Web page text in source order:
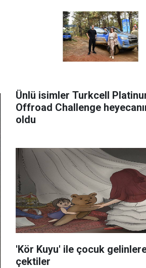
Ünlü isimler Turkcell
Offroad Challenge
oldu
'Kör Kuyu' ile çocuk
çektiler